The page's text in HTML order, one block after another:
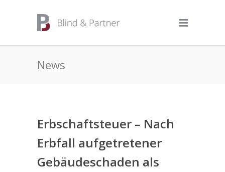
News
Erbschaftsteuer – Nach
Erbfall aufgetretener
Gebäudeschaden als